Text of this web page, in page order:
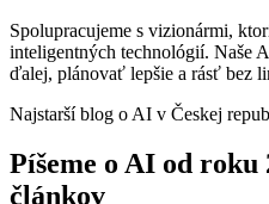
Spolupracujeme s vizionármi,
inteligentných technológií. Naše
ďalej, plánovať lepšie a rásť bez
Najstarší blog o AI v Českej
Píšeme o AI od
článkov